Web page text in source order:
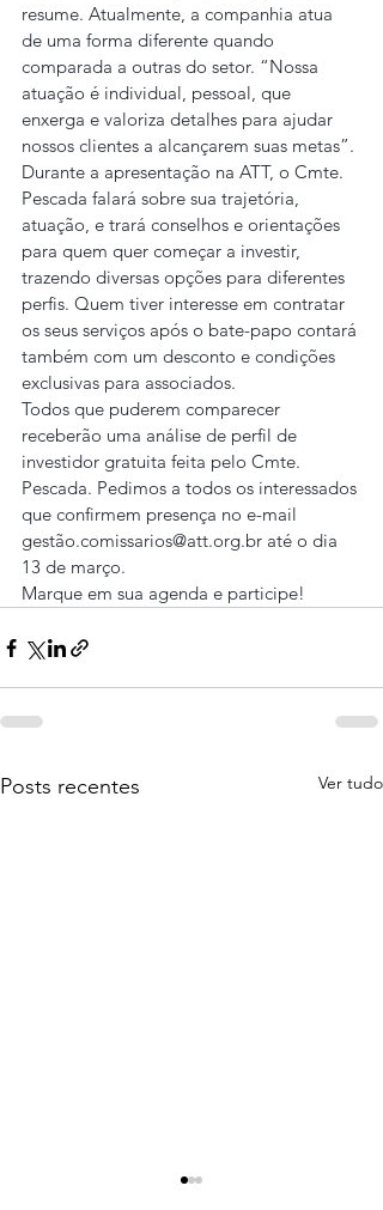
resume. Atualmente, a companhia atua
de uma forma diferente quando
comparada a outras do setor. “Nossa
atuação é individual, pessoal, que
enxerga e valoriza detalhes para ajudar
nossos clientes a alcançarem suas metas”.
Durante a apresentação na ATT, o Cmte.
Pescada falará sobre sua trajetória,
atuação, e trará conselhos e orientações
para quem quer começar a investir,
trazendo diversas opções para diferentes
perfis. Quem tiver interesse em contratar
os seus serviços após o bate-papo contará
também com um desconto e condições
exclusivas para associados.
Todos que puderem comparecer
receberão uma análise de perfil de
investidor gratuita feita pelo Cmte.
Pescada. Pedimos a todos os interessados
que confirmem presença no e-mail
gestão.comissarios@att.org.br até o dia
13 de março.
Marque em sua agenda e participe!
Posts recentes Ver tudo